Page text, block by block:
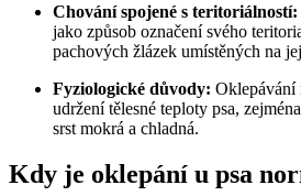
Chování spojené s teritoriálností:
jako způsob označení svého
pachových žlázek umístěných na
Fyziologické důvody: Oklepávání
udržení tělesné teploty psa,
srst mokrá a chladná.
Kdy je oklepání u psa